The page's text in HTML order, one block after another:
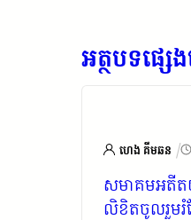
អត្ថបទផ្សេ
ហេង គីមឆន /
សមាគមអតីតយុ
លិខិតចូលរួមរំ